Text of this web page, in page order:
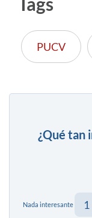
PUCV
¿Qué tan
Nada interesante 1